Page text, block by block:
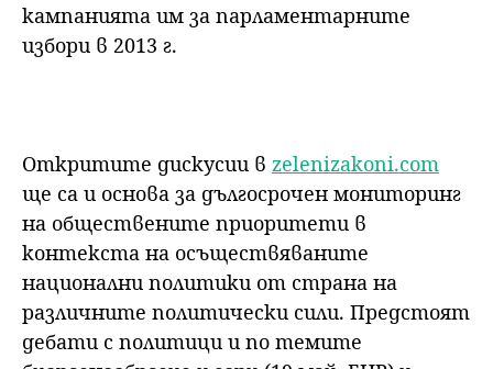
кампанията им за парламентарните
избори в 2013 г.
Откритите дискусии в zelenizakoni.com
ще са и основа за дългосрочен мониторинг
на обществените приоритети в
контекста на осъществяваните
национални политики от страна на
различните политически сили. Предстоят
дебати с политици и по темите